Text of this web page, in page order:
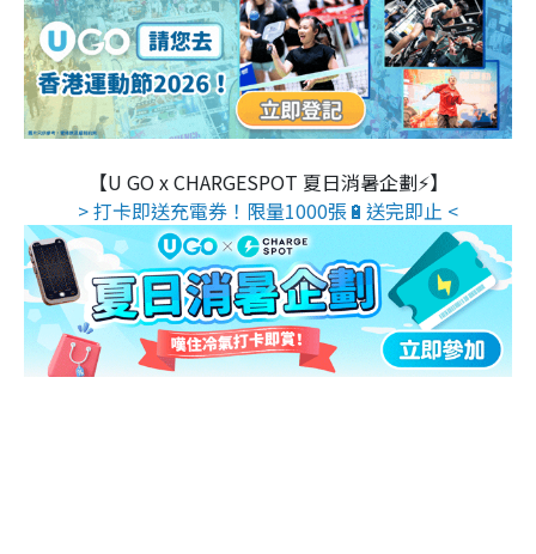
【U GO x CHARGESPOT 夏日消暑企劃⚡】
> 打卡即送充電券！限量1000張🔋送完即止 <